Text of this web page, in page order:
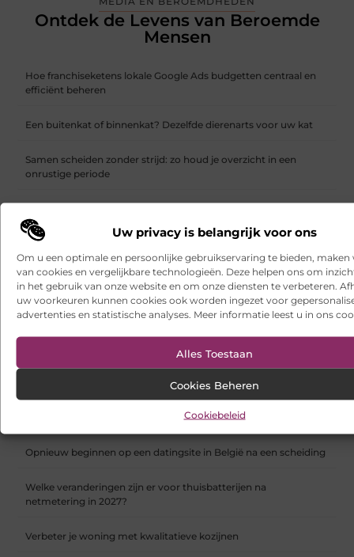
Uw privacy is belangrijk voor ons
Om u een optimale en persoonlijke gebruikservaring te bieden, maken
van cookies en vergelijkbare technologieën. Deze helpen ons om
in het gebruik van onze website en om onze diensten te verbeteren.
uw voorkeuren kunnen cookies ook worden ingezet voor
advertenties en statistische analyses. Meer informatie leest u in ons
Alles Toestaan
Cookies Beheren
Cookiebeleid
Ontdek de Levens van Beroemde
Mensen
Hoe franchiseketens lokale Google Ads budgetten centraal en
efficiënt beheren
Een buitenkat of binnenkat? Dezelfde dierenarts voor uw kat
Samen scheiden zonder strijd: zo houd je overzicht in een
onrustige periode
Ontdek het gemak van online vlees bestellen
Wielen kopen voor een soepel functionerende fotostudio
Uw kelder verbouwen met een duurzame gietvloer in Brabant
Een interieurmetamorfose met een vloerspecialist in Alkmaar
Hoe webshop SEO werkt en waarom het vanaf dag één telt
Koelkast en vriezer verhuizen doe je zo
Opnieuw beginnen op een datingsite in België na een scheiding
Welke veranderingen zijn er voor thuisbatterijen na
netmetering in 2027?
Verbeter je woning met kwalitatieve kozijnen